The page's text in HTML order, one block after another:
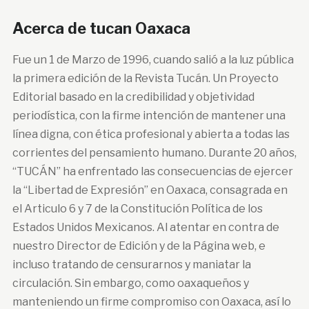
Acerca de tucan Oaxaca
Fue un 1 de Marzo de 1996, cuando salió a la luz pública
la primera edición de la Revista Tucán. Un Proyecto
Editorial basado en la credibilidad y objetividad
periodística, con la firme intención de mantener una
línea digna, con ética profesional y abierta a todas las
corrientes del pensamiento humano. Durante 20 años,
“TUCÁN” ha enfrentado las consecuencias de ejercer
la “Libertad de Expresión” en Oaxaca, consagrada en
el Articulo 6 y 7 de la Constitución Política de los
Estados Unidos Mexicanos. Al atentar en contra de
nuestro Director de Edición y de la Página web, e
incluso tratando de censurarnos y maniatar la
circulación. Sin embargo, como oaxaqueños y
manteniendo un firme compromiso con Oaxaca, así lo